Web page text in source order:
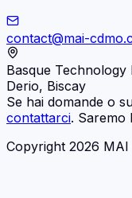
contact@mai-
Basque Technology
Derio, Biscay
Se hai domande o
contattarci. Saremo
Copyright 2026